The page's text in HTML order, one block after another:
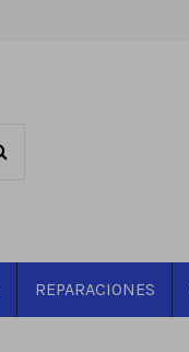
REPARACIONES